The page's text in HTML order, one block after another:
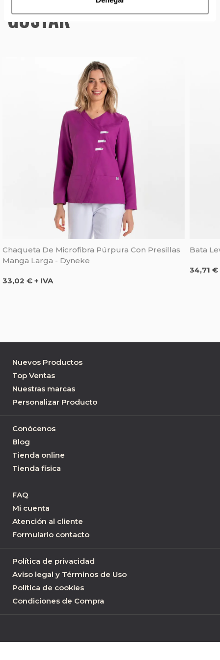
GUSTAR
Chaqueta De Microfibra Púrpura Con Presillas
Manga Larga - Dyneke
Precio
33,02 € + IVA
Bata
Precio
34,71 €
Nuevos Productos
Top Ventas
Nuestras marcas
Personalizar Producto
Conócenos
Blog
Tienda online
Tienda física
FAQ
Mi cuenta
Atención al cliente
Formulario contacto
Política de privacidad
Aviso legal y Términos de Uso
Política de cookies
Condiciones de Compra